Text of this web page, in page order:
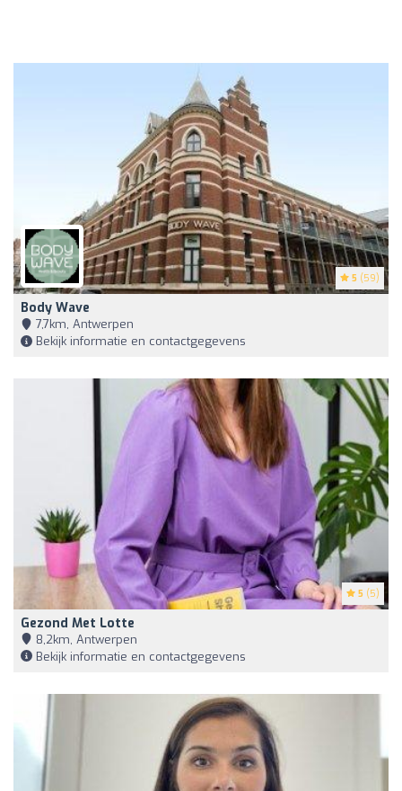
5 (59)
Body Wave
7,7km, Antwerpen
Bekijk informatie en contactgegevens
5 (5)
Gezond Met Lotte
8,2km, Antwerpen
Bekijk informatie en contactgegevens